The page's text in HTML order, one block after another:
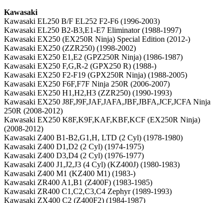
Kawasaki
Kawasaki EL250 B/F EL252 F2-F6 (1996-2003)
Kawasaki EL250 B2-B3,E1-E7 Eliminator (1988-1997)
Kawasaki EX250 (EX250R Ninja) Special Edition (2012-)
Kawasaki EX250 (ZZR250) (1998-2002)
Kawasaki EX250 E1,E2 (GPZ250R Ninja) (1986-1987)
Kawasaki EX250 F,G,R-2 (GPX250 R) (1988-)
Kawasaki EX250 F2-F19 (GPX250R Ninja) (1988-2005)
Kawasaki EX250 F6F,F7F Ninja 250R (2006-2007)
Kawasaki EX250 H1,H2,H3 (ZZR250) (1990-1993)
Kawasaki EX250 J8F,J9F,JAF,JAFA,JBF,JBFA,JCF,JCFA Ninja
250R (2008-2012)
Kawasaki EX250 K8F,K9F,KAF,KBF,KCF (EX250R Ninja)
(2008-2012)
Kawasaki Z400 B1-B2,G1,H, LTD (2 Cyl) (1978-1980)
Kawasaki Z400 D1,D2 (2 Cyl) (1974-1975)
Kawasaki Z400 D3,D4 (2 Cyl) (1976-1977)
Kawasaki Z400 J1,J2,J3 (4 Cyl) (KZ400J) (1980-1983)
Kawasaki Z400 M1 (KZ400 M1) (1983-)
Kawasaki ZR400 A1,B1 (Z400F) (1983-1985)
Kawasaki ZR400 C1,C2,C3,C4 Zephyr (1989-1993)
Kawasaki ZX400 C2 (Z400F2) (1984-1987)